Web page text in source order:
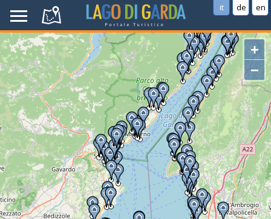
it de en
+
−